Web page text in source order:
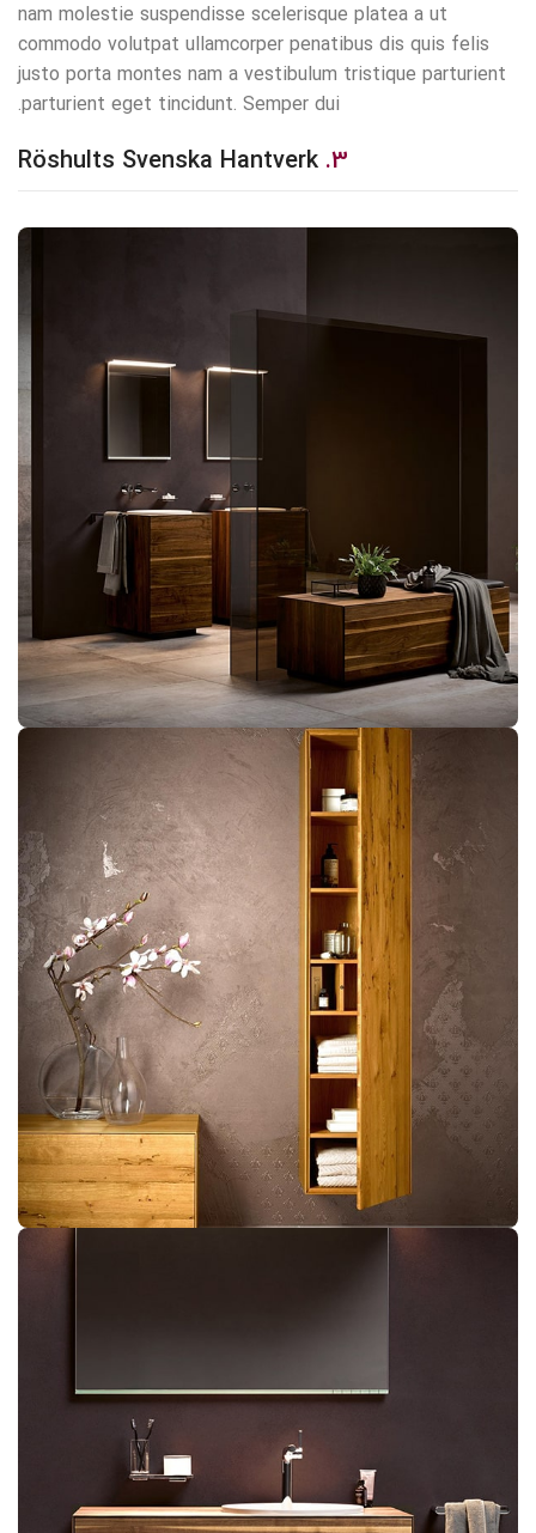
nam molestie suspendisse scelerisque platea a ut
commodo volutpat ullamcorper penatibus dis quis felis
justo porta montes nam a vestibulum tristique parturient
parturient eget tincidunt. Semper dui.
3.